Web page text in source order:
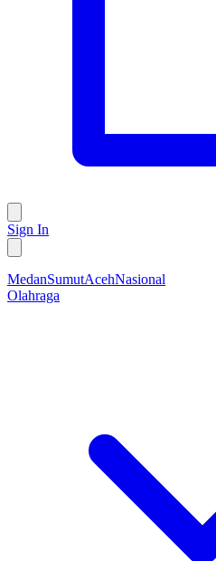
Sign In
MedanSumutAcehNasional
Olahraga